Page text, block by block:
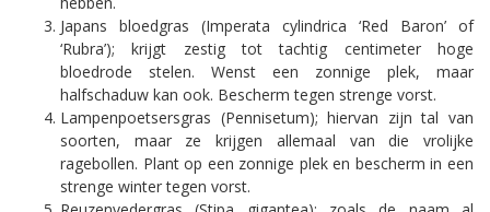
Japans bloedgras (Imperata cylindrica ‘Red Baron’ of
‘Rubra’); krijgt zestig tot tachtig centimeter hoge
bloedrode stelen. Wenst een zonnige plek, maar
halfschaduw kan ook. Bescherm tegen strenge vorst.
Lampenpoetsersgras (Pennisetum); hiervan zijn tal van
soorten, maar ze krijgen allemaal van die vrolijke
ragebollen. Plant op een zonnige plek en bescherm in een
strenge winter tegen vorst.